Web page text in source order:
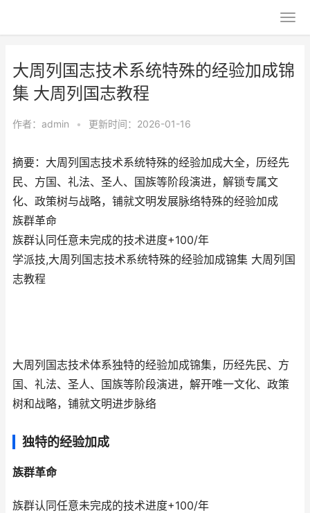
大周列国志技术系统特殊的经验加成锦
集 大周列国志教程
作者： admin • 更新时间：2026-01-16
摘要：大周列国志技术系统特殊的经验加成大全，历经先
民、方国、礼法、圣人、国族等阶段演进，解锁专属文
化、政策树与战略，铺就文明发展脉络特殊的经验加成
族群革命
族群认同任意未完成的技术进度+100/年
学派技,大周列国志技术系统特殊的经验加成锦集 大周列国
志教程
大周列国志技术体系独特的经验加成锦集，历经先民、方
国、礼法、圣人、国族等阶段演进，解开唯一文化、政策
树和战略，铺就文明进步脉络
独特的经验加成
族群革命
族群认同任意未完成的技术进度+100/年